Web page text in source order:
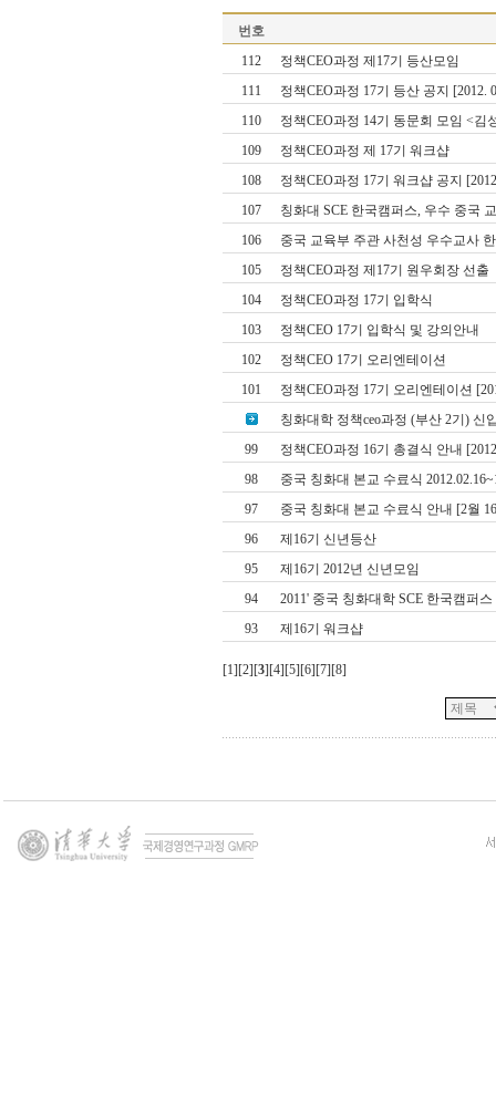
번호
112
정책CEO과정 제17기 등산모임
111
정책CEO과정 17기 등산 공지 [2012.
110
정책CEO과정 14기 동문회 모임 <
109
정책CEO과정 제 17기 워크샵
108
정책CEO과정 17기 워크샵 공지
107
칭화대 SCE 한국캠퍼스, 우수 중국
106
중국 교육부 주관 사천성 우수교사
105
정책CEO과정 제17기 원우회장 선출
104
정책CEO과정 17기 입학식
103
정책CEO 17기 입학식 및 강의안내
102
정책CEO 17기 오리엔테이션
101
정책CEO과정 17기 오리엔테이션
칭화대학 정책ceo과정 (부산 2기) 신
99
정책CEO과정 16기 총결식 안내
98
중국 칭화대 본교 수료식
97
중국 칭화대 본교 수료식 안내 [2월
96
제16기 신년등산
95
제16기 2012년 신년모임
94
2011' 중국 칭화대학 SCE 한국캠퍼
93
제16기 워크샵
[1][2][3][4][5][6][7][8]